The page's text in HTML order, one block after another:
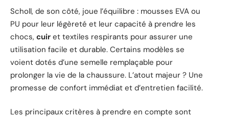
Scholl, de son côté, joue l’équilibre : mousses EVA ou
PU pour leur légèreté et leur capacité à prendre les
chocs, cuir et textiles respirants pour assurer une
utilisation facile et durable. Certains modèles se
voient dotés d’une semelle remplaçable pour
prolonger la vie de la chaussure. L’atout majeur ? Une
promesse de confort immédiat et d’entretien facilité.
Les principaux critères à prendre en compte sont